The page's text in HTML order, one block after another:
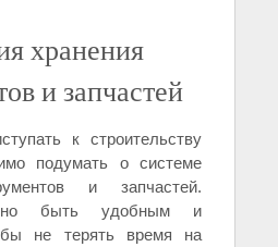
хранения
и запчастей
к строительству
подумать о системе
и запчастей.
быть удобным и
не терять время на